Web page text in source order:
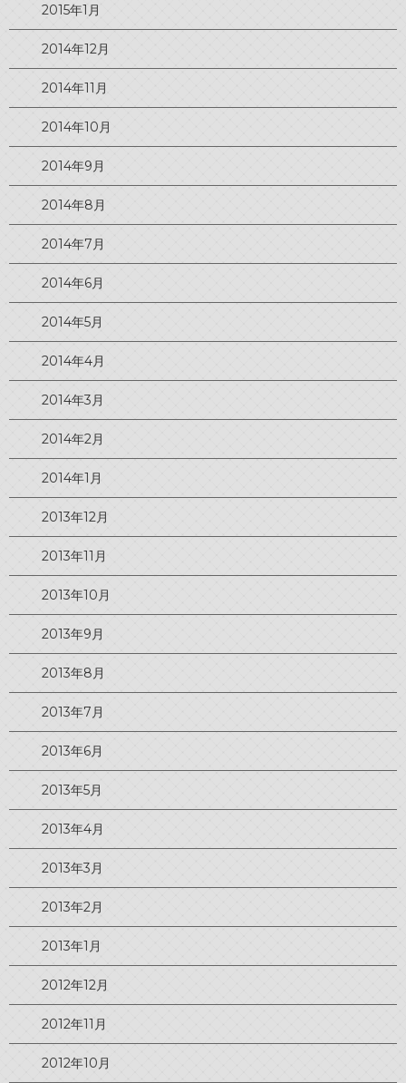
2015年1月
2014年12月
2014年11月
2014年10月
2014年9月
2014年8月
2014年7月
2014年6月
2014年5月
2014年4月
2014年3月
2014年2月
2014年1月
2013年12月
2013年11月
2013年10月
2013年9月
2013年8月
2013年7月
2013年6月
2013年5月
2013年4月
2013年3月
2013年2月
2013年1月
2012年12月
2012年11月
2012年10月